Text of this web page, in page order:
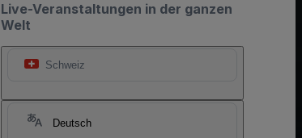
Live-Veranstaltungen in der ganzen
Welt
Schweiz
Deutsch